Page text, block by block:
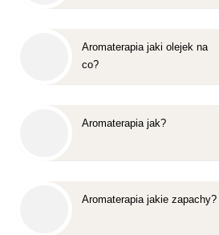
Aromaterapia jaki olejek na
co?
Aromaterapia jak?
Aromaterapia jakie zapachy?